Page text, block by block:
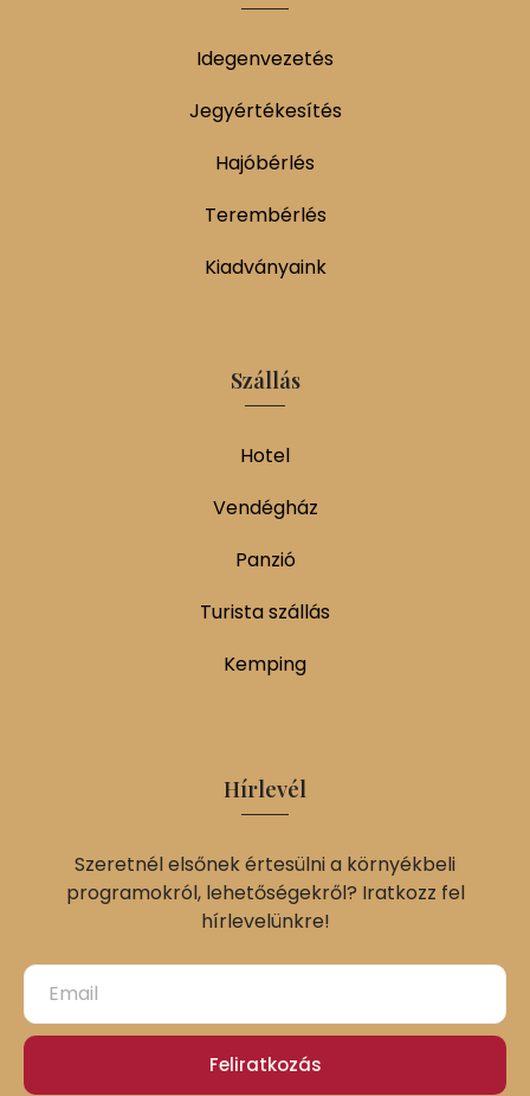
Idegenvezetés
Jegyértékesítés
Hajóbérlés
Terembérlés
Kiadványaink
Szállás
Hotel
Vendégház
Panzió
Turista szállás
Kemping
Hírlevél
Szeretnél elsőnek értesülni a környékbeli
programokról, lehetőségekről? Iratkozz fel
hírlevelünkre!
Feliratkozás